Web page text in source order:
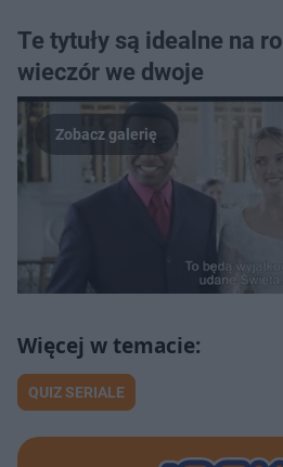
Te tytuły są idealne na
wieczór we dwoje
QUIZ SERIALE